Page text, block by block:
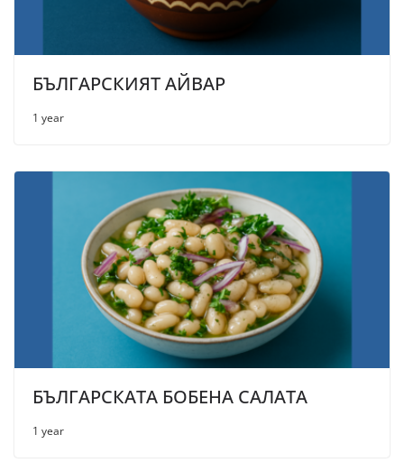
БЪЛГАРСКИЯТ АЙВАР
1 year
БЪЛГАРСКАТА БОБЕНА САЛАТА
1 year